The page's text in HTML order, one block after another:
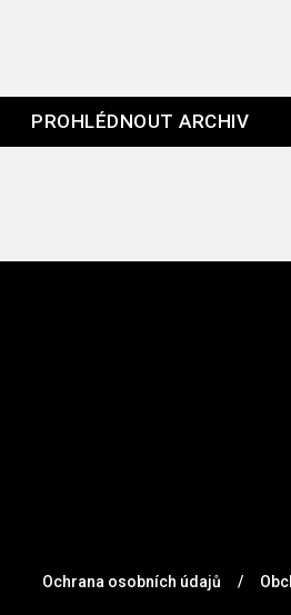
PROHLÉDNOUT ARCHIV
Ochrana osobních údajů /